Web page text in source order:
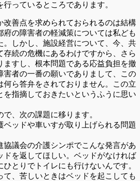
っているところであります。
善点を求められておられるのは結構
府の障害者の軽減策については私ども
。しかし、施設経営について、今、共
存続の危機にあるわけですから、さら
ますし、根本問題である応益負担を撤
害者の一番の願いでありまして、この
何ら答弁をされておりません。この立
を指摘しておきたいというふうに思い
、次の課題に移ります。
ッドや車いすが取り上げられる問題
議会の介護シンポでこんな発言があ
ドを返してほしい。ベッドがなければ
とりでトイレにも行けないんです。
て、苦しいときはベッドを起こしても